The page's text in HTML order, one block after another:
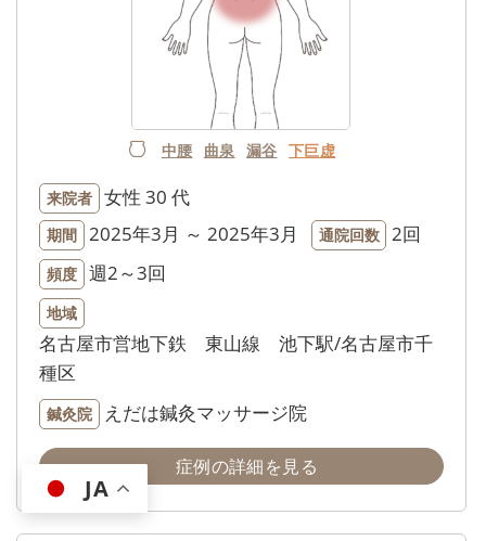
中腰 曲泉 漏谷 下巨虚
来院者 女性 30 代
期間 2025年3月 ～ 2025年3月 通院回数 2回
頻度 週2～3回
地域
名古屋市営地下鉄 東山線 池下駅/名古屋市千
種区
鍼灸院 えだは鍼灸マッサージ院
症例の詳細を見る
JA